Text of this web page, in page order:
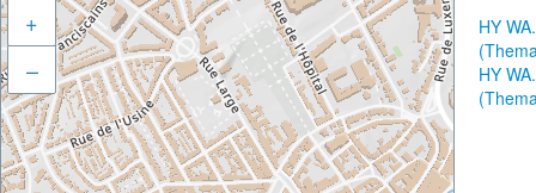
+
–
HY
HY